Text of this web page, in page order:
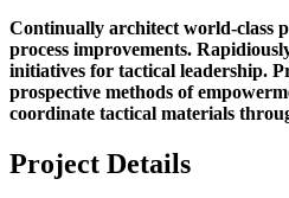
Continually architect world-class
process improvements.
initiatives for tactical leadership.
prospective methods of
coordinate tactical materials
Project Details